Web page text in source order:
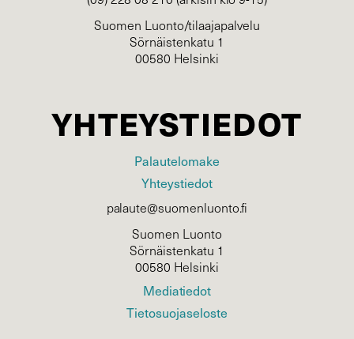
Suomen Luonto/tilaajapalvelu
Sörnäistenkatu 1
00580 Helsinki
YHTEYSTIEDOT
Palautelomake
Yhteystiedot
palaute@suomenluonto.fi
Suomen Luonto
Sörnäistenkatu 1
00580 Helsinki
Mediatiedot
Tietosuojaseloste